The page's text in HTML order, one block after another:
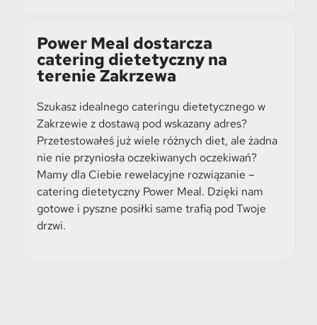
Power Meal dostarcza
catering dietetyczny na
terenie Zakrzewa
Szukasz idealnego cateringu dietetycznego w
Zakrzewie z dostawą pod wskazany adres?
Przetestowałeś już wiele różnych diet, ale żadna
nie nie przyniosła oczekiwanych oczekiwań?
Mamy dla Ciebie rewelacyjne rozwiązanie –
catering dietetyczny Power Meal. Dzięki nam
gotowe i pyszne posiłki same trafią pod Twoje
drzwi.